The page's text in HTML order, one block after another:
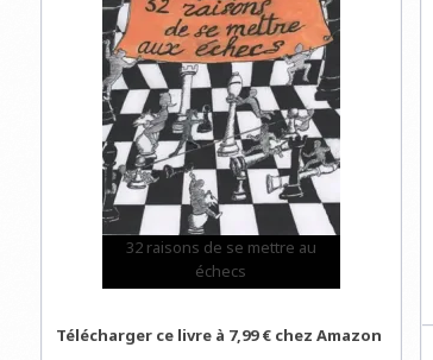
32 raisons de se mettre au
échecs
Télécharger ce livre à 7,99 € chez Amazon